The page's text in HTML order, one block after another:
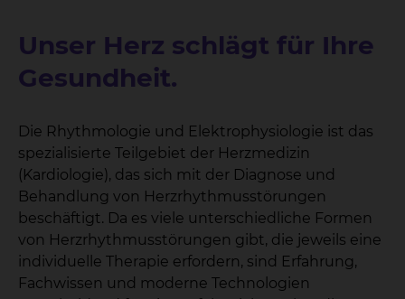
Unser Herz schlägt für Ihre
Gesundheit.
Die Rhythmologie und Elektrophysiologie ist das
spezialisierte Teilgebiet der Herzmedizin
(Kardiologie), das sich mit der Diagnose und
Behandlung von Herzrhythmusstörungen
beschäftigt. Da es viele unterschiedliche Formen
von Herzrhythmusstörungen gibt, die jeweils eine
individuelle Therapie erfordern, sind Erfahrung,
Fachwissen und moderne Technologien